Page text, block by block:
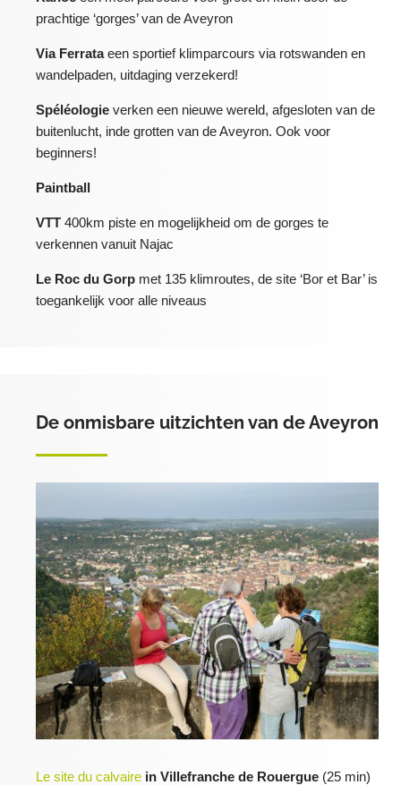
prachtige ‘gorges’ van de Aveyron
Via Ferrataeen sportief klimparcours via rotswanden en
wandelpaden, uitdaging verzekerd!
Spéléologie verken een nieuwe wereld, afgesloten van de
buitenlucht, inde grotten van de Aveyron. Ook voor
beginners!
Paintball
VTT 400km piste en mogelijkheid om de gorges te
verkennen vanuit Najac
Le Roc du Gorp met 135 klimroutes, de site ‘Bor et Bar’ is
toegankelijk voor alle niveaus
De onmisbare uitzichten van de Aveyron
Le site du calvaire in Villefranche de Rouergue (25 min)